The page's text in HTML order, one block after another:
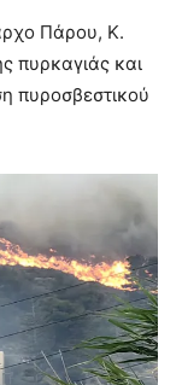
Πάρου, Κ.
πυρκαγιάς και
πυροσβεστικού